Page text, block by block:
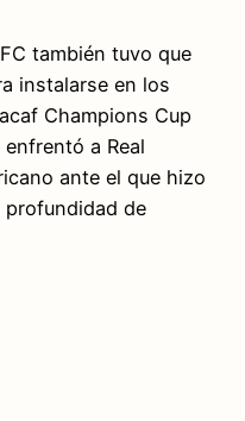
también tuvo que
instalarse en los
Champions Cup
a Real
ante el que hizo
de